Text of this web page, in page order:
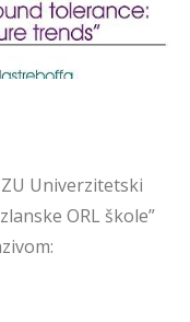
Univerzitetski
ORL škole”